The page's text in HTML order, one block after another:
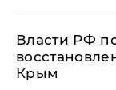
Власти РФ
Крым